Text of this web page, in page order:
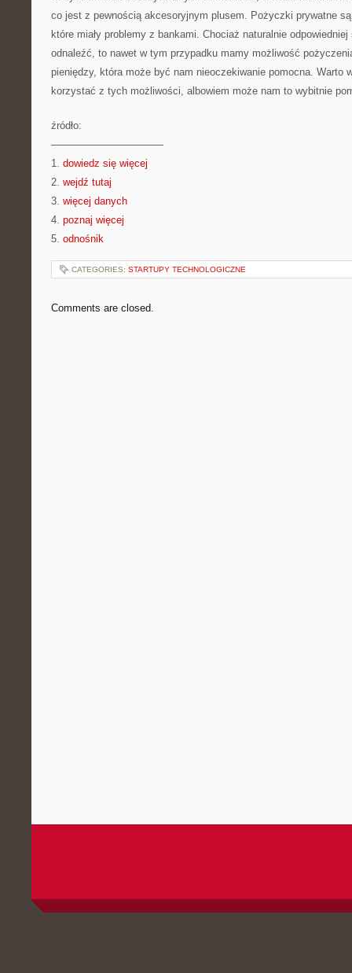
co jest z pewnością akcesoryjnym plusem. Pożyczki prywatne
które miały problemy z bankami. Chociaż naturalnie
odnaleźć, to nawet w tym przypadku mamy możliwość
pieniędzy, która może być nam nieoczekiwanie pomocna. Warto
korzystać z tych możliwości, albowiem może nam to wybitnie
źródło:
———————————
1. dowiedz się więcej
2. wejdź tutaj
3. więcej danych
4. poznaj więcej
5. odnośnik
CATEGORIES: STARTUPY TECHNOLOGICZNE
Comments are closed.